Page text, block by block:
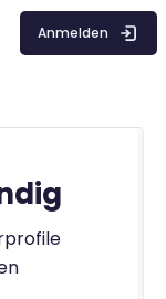
Anmelden